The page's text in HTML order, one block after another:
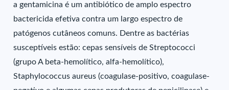
a gentamicina é um antibiótico de amplo espectro
bactericida efetiva contra um largo espectro de
patógenos cutâneos comuns. Dentre as bactérias
susceptíveis estão: cepas sensíveis de Streptococci
(grupo A beta-hemolítico, alfa-hemolítico),
Staphylococcus aureus (coagulase-positivo, coagulase-